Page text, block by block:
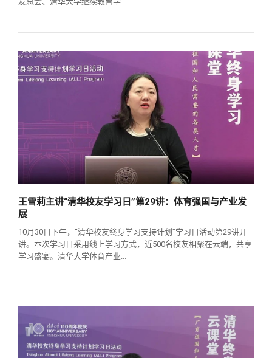
王雪莉主讲“清华校友学习日”第29讲：体育强国与产业发
展
10月30日下午，“清华校友终身学习支持计划”学习日活动第29讲开
讲。本次学习日采用线上学习方式，近500名校友相聚在云端，共享
学习盛宴。清华大学体育产业...